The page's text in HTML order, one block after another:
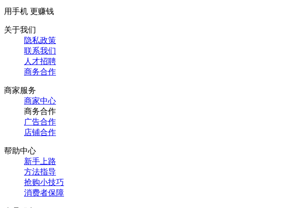
用手机 更赚钱
关于我们
隐私政策
联系我们
人才招聘
商务合作
商家服务
商家中心
商务合作
广告合作
店铺合作
帮助中心
新手上路
方法指导
抢购小技巧
消费者保障